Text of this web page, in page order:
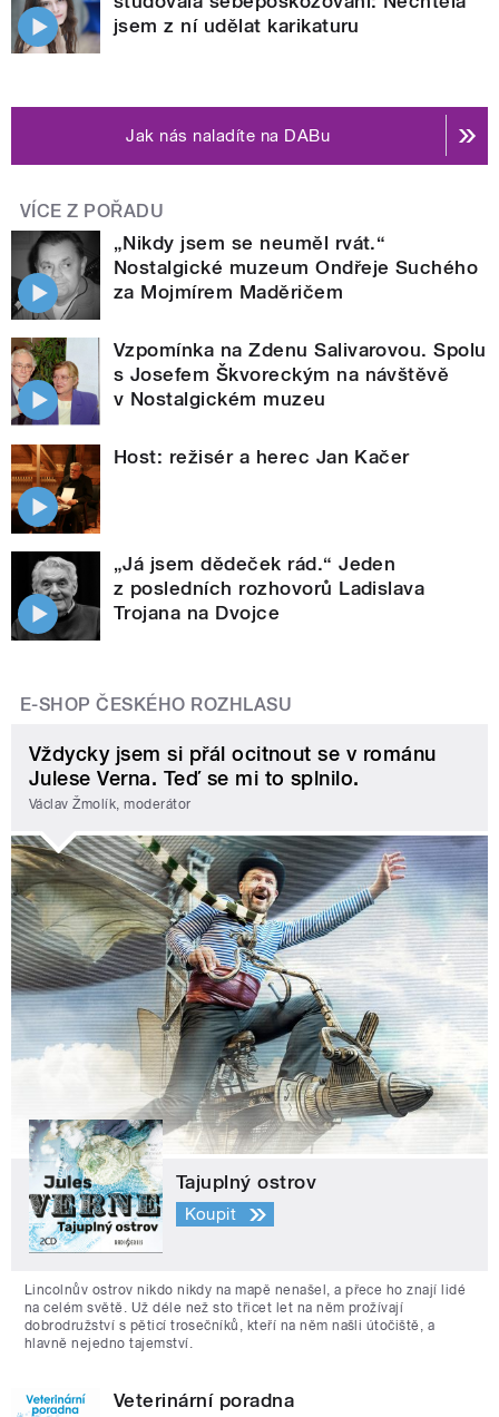
jsem z ní udělat karikaturu
Jak nás naladíte na DABu
VÍCE Z POŘADU
„Nikdy jsem se neuměl rvát.“
Nostalgické muzeum Ondřeje Suchého
za Mojmírem Maděričem
Vzpomínka na Zdenu Salivarovou. Spolu
s Josefem Škvoreckým na návštěvě
v Nostalgickém muzeu
Host: režisér a herec Jan Kačer
„Já jsem dědeček rád.“ Jeden
z posledních rozhovorů Ladislava
Trojana na Dvojce
E-SHOP ČESKÉHO ROZHLASU
Vždycky jsem si přál ocitnout se v románu
Julese Verna. Teď se mi to splnilo.
Václav Žmolík, moderátor
Tajuplný ostrov
Koupit
Lincolnův ostrov nikdo nikdy na mapě nenašel, a přece ho znají lidé
na celém světě. Už déle než sto třicet let na něm prožívají
dobrodružství s pěticí trosečníků, kteří na něm našli útočiště, a
hlavně nejedno tajemství.
Veterinární poradna